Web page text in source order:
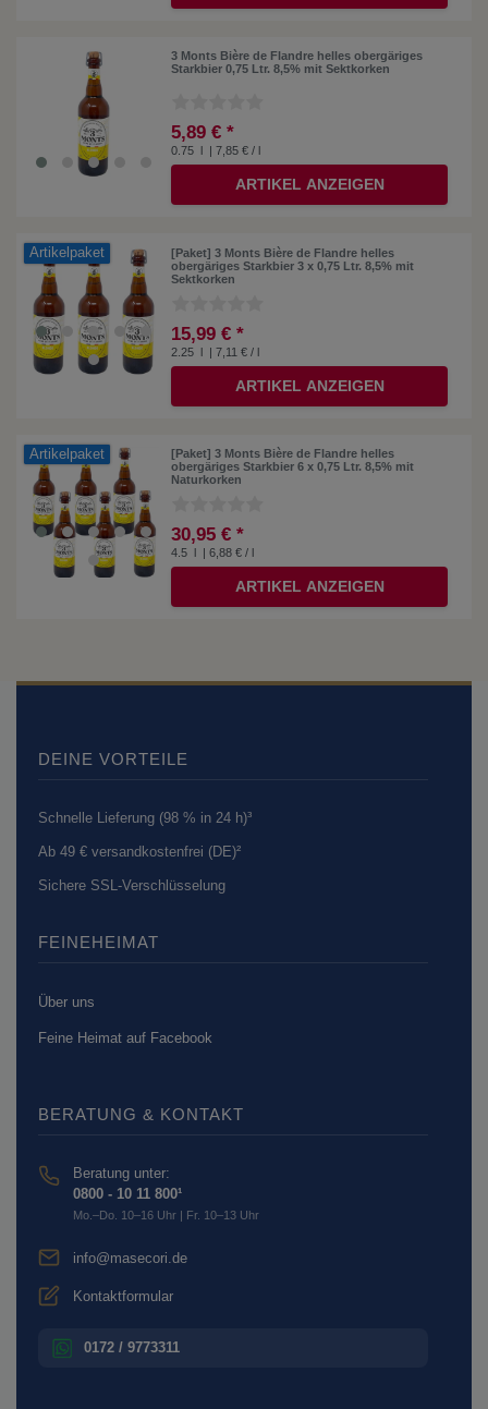
3 Monts Bière de Flandre helles obergäriges
Starkbier 0,75 Ltr. 8,5% mit Sektkorken
5,89 € *
0.75 | 7,85 € / l
ARTIKEL ANZEIGEN
Artikelpaket
[Paket] 3 Monts Bière de Flandre helles
obergäriges Starkbier 3 x 0,75 Ltr. 8,5% mit
Sektkorken
15,99 € *
2.25 l | 7,11 € / l
ARTIKEL ANZEIGEN
Artikelpaket
[Paket] 3 Monts Bière de Flandre helles
obergäriges Starkbier 6 x 0,75 Ltr. 8,5% mit
Naturkorken
30,95 € *
4.5 l | 6,88 € / l
ARTIKEL ANZEIGEN
DEINE VORTEILE
Schnelle Lieferung (98 % in 24 h)³
Ab 49 € versandkostenfrei (DE)²
Sichere SSL-Verschlüsselung
FEINEHEIMAT
Über uns
Feine Heimat auf Facebook
BERATUNG & KONTAKT
Beratung unter:
0800 - 10 11 800¹
Mo.–Do. 10–16 Uhr | Fr. 10–13 Uhr
info@masecori.de
Kontaktformular
0172 / 9773311